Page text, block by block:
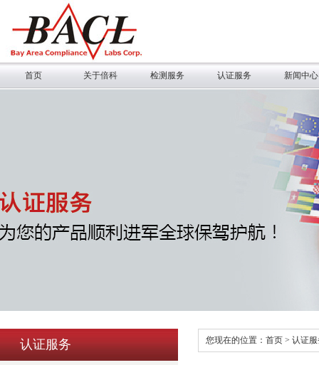
首页 关于倍科 检测服务 认证服务 新闻中心
认证服务 您现在的位置： 首页 > 认证